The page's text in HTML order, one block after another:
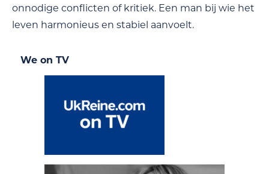
onnodige conflicten of kritiek. Een man bij wie het
leven harmonieus en stabiel aanvoelt.
We on TV